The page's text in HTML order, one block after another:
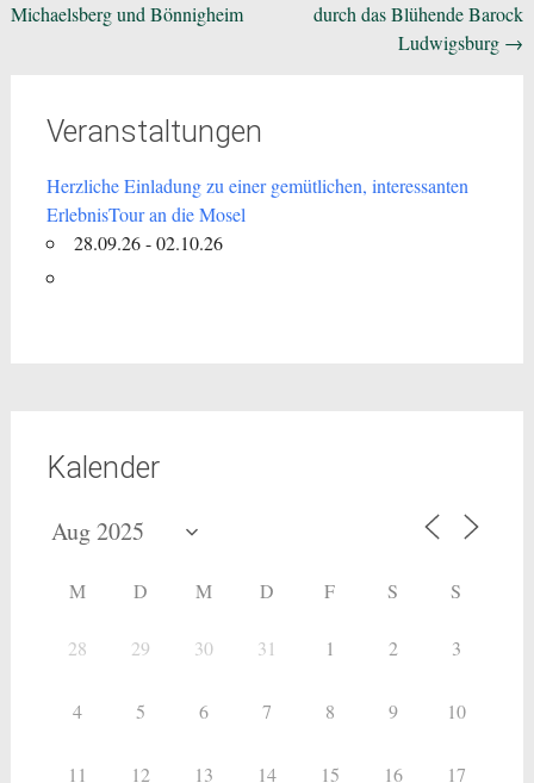
Michaelsberg und Bönnigheim
durch das Blühende Barock
Ludwigsburg →
Veranstaltungen
Herzliche Einladung zu einer gemütlichen, interessanten
ErlebnisTour an die Mosel
28.09.26 - 02.10.26
Kalender
M D M D F S S
28 29 30 31 1 2 3
4 5 6 7 8 9 10
11 12 13 14 15 16 17